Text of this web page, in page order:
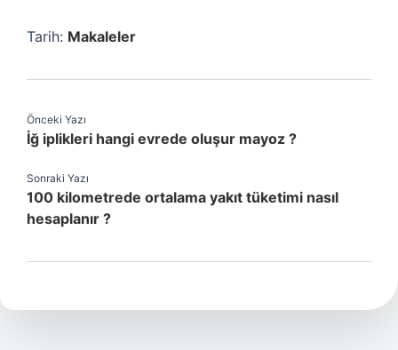
Tarih: Makaleler
Önceki Yazı
İğ iplikleri hangi evrede oluşur mayoz ?
Sonraki Yazı
100 kilometrede ortalama yakıt tüketimi nasıl
hesaplanır ?